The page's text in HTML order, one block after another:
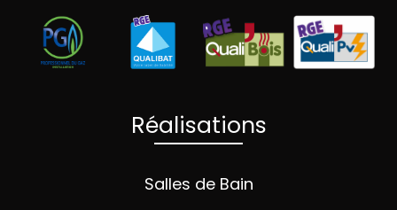
Réalisations
Salles de Bain